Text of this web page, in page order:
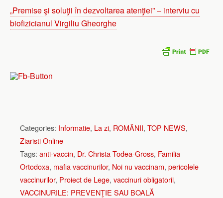
„Premise şi soluţii în dezvoltarea atenţiei” – interviu cu
biofizicianul Virgiliu Gheorghe
Categories: Informatie, La zi, ROMÂNII, TOP NEWS,
Ziaristi Online
Tags: anti-vaccin, Dr. Christa Todea‑Gross, Familia
Ortodoxa, mafia vaccinurilor, Noi nu vaccinam, pericolele
vaccinurilor, Proiect de Lege, vaccinuri obligatorii,
VACCINURILE: PREVENŢIE SAU BOALĂ